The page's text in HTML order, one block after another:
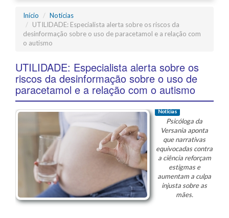
Início
Notícias
UTILIDADE: Especialista alerta sobre os riscos da
desinformação sobre o uso de paracetamol e a relação com
o autismo
UTILIDADE: Especialista alerta sobre os
riscos da desinformação sobre o uso de
paracetamol e a relação com o autismo
Notícias
Psicóloga da
Versania aponta
que narrativas
equivocadas contra
a ciência reforçam
estigmas e
aumentam a culpa
injusta sobre as
mães.